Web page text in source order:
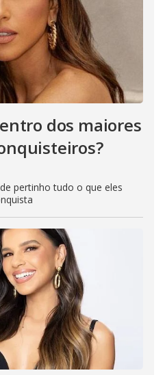
dos maiores
pertinho tudo o que eles